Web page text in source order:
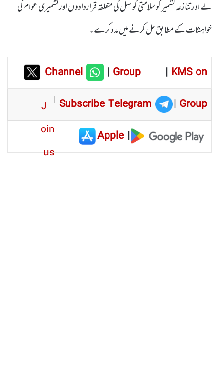
لے اور تنازعہ کشمیر کو سلامتی کونسل کی متعلقہ قراردادوں اورکشمیری عوام کی
خواہشات کے مطابق حل کرنے میں مدد کرے۔
Channel |Group | KMS on
Subscribe Telegram
| Group
|
Apple